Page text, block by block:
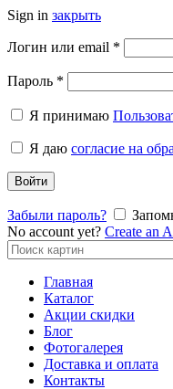
Sign in закрыть
Логин или email *
Пароль *
Я принимаю
Я даю согласие на
Войти
Забыли пароль?
No account yet? Create an
Search
for:
Главная
Каталог
Акции скидки
Блог
Фотогалерея
Доставка и оплата
Контакты